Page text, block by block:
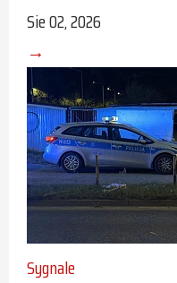
Sie 02, 2026
→
Sygnale